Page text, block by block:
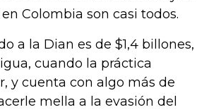
Colombia son casi todos.
a la Dian es de $1,4 billones,
cuando la práctica
y cuenta con algo más de
mella a la evasión del